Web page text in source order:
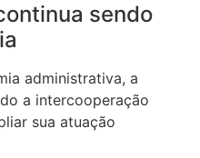
sendo
administrativa, a
a intercooperação
sua atuação